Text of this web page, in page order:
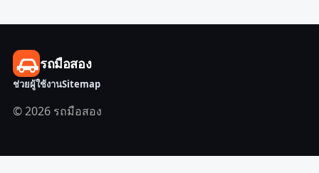
รถมือสอง
ช่วยผู้ใช้งานSitemap
© 2026 รถมือสอง